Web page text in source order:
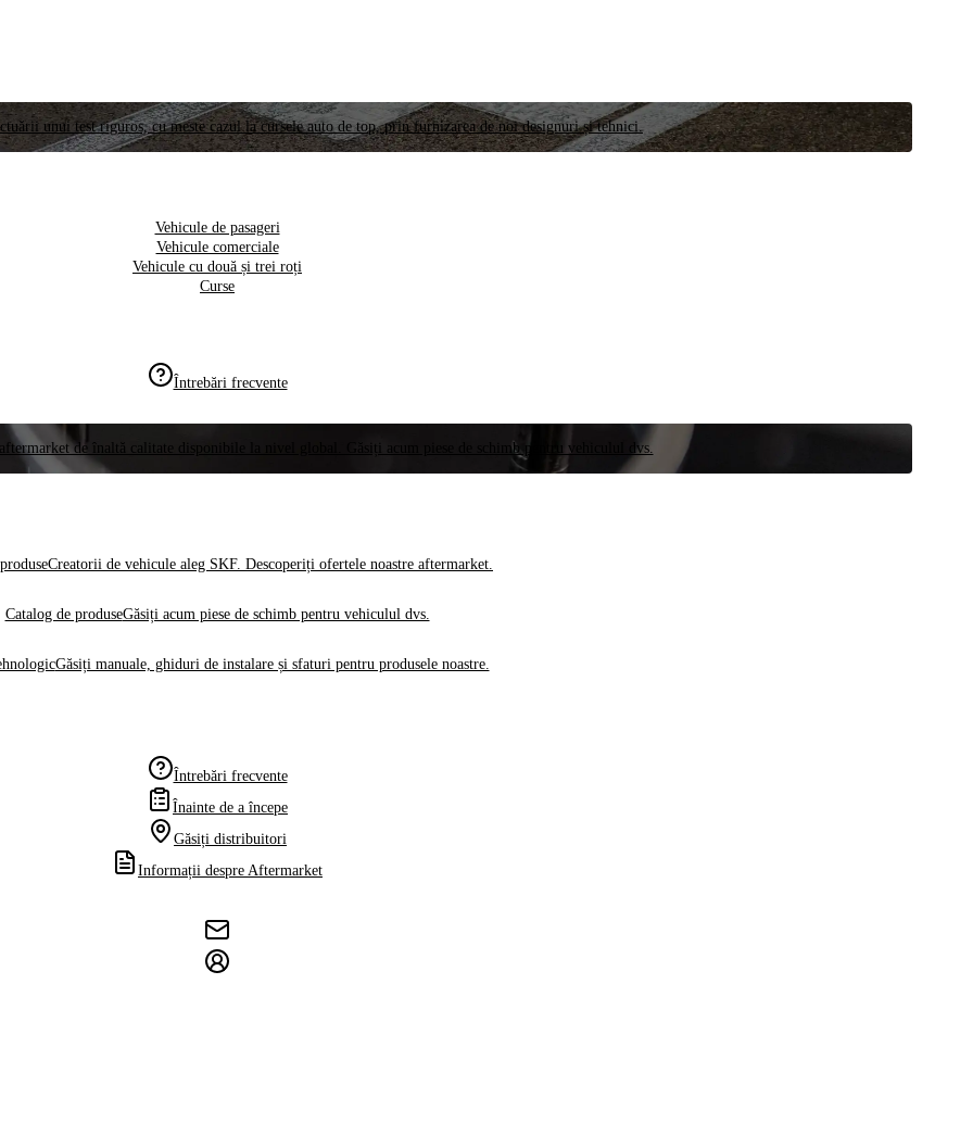
unui test riguros, cu meste cazul la cursele auto de top, prin furnizarea de noi designuri și tehnici.
Vehicule de pasageri
Vehicule comerciale
Vehicule cu două și trei roți
Curse
Întrebări frecvente
de înaltă calitate disponibile la nivel global. Găsiți acum piese de schimb pentru vehiculul dvs.
Creatorii de vehicule aleg SKF. Descoperiți ofertele noastre aftermarket.
Catalog de produseGăsiți acum piese de schimb pentru vehiculul dvs.
Găsiți manuale, ghiduri de instalare și sfaturi pentru produsele noastre.
Întrebări frecvente
Înainte de a începe
Găsiți distribuitori
Informații despre Aftermarket